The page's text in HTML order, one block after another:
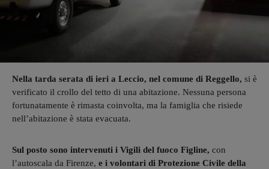
Nella tarda serata di ieri a Leccio, nel comune di Reggello, si è
verificato il crollo del tetto di una abitazione. Nessuna persona
fortunatamente è rimasta coinvolta, ma la famiglia che risiede
nell’abitazione è stata evacuata.
Sul posto sono intervenuti i Vigili del fuoco Figline, con
l’autoscala da Firenze, e i volontari di Protezione Civile della